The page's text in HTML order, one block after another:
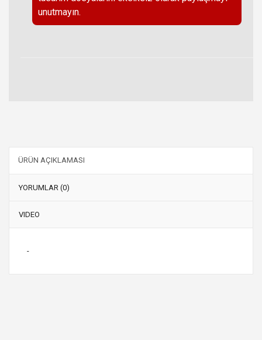
unutmayın.
ÜRÜN AÇIKLAMASI
YORUMLAR (0)
VIDEO
-